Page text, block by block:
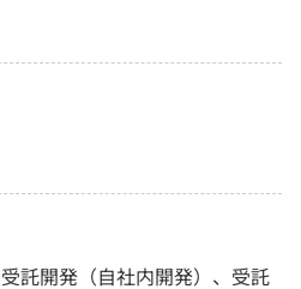
託開発（自社内開発）、受託